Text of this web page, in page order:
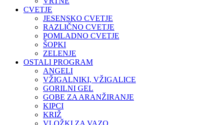
CVETJE
JESENSKO CVETJE
RAZLIČNO CVETJE
POMLADNO CVETJE
ŠOPKI
ZELENJE
OSTALI PROGRAM
ANGELI
VŽIGALNIKI, VŽIGALICE
GORILNI GEL
GOBE ZA ARANŽIRANJE
KIPCI
KRIŽ
VLOŽKI ZA VAZO